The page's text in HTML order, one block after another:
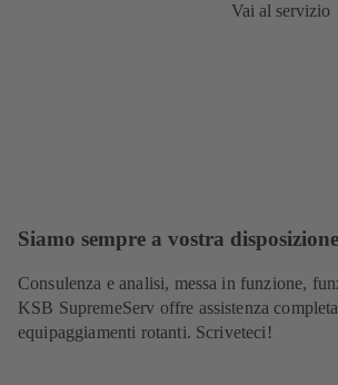
Vai al servizio
Siamo sempre a vostra disposizione
Consulenza e analisi, messa in funzione,
KSB SupremeServ offre assistenza
equipaggiamenti rotanti. Scriveteci!